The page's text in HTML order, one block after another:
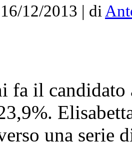
12/2013 | di
fa il
una serie